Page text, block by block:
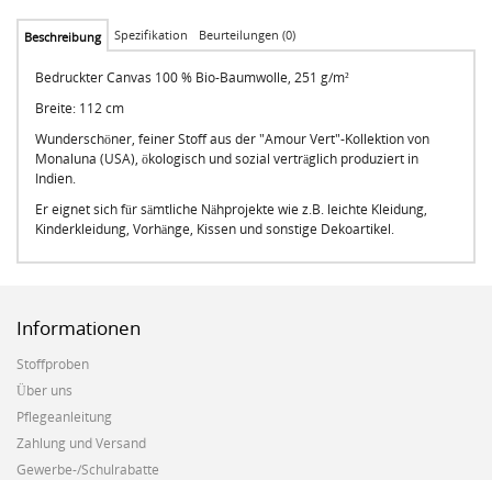
Beschreibung Spezifikation Beurteilungen (0)
Bedruckter Canvas 100 % Bio-Baumwolle, 251 g/m²
Breite: 112 cm
Wunderschöner, feiner Stoff aus der "Amour Vert"-Kollektion von
Monaluna (USA), ökologisch und sozial verträglich produziert in
Indien.
Er eignet sich für sämtliche Nähprojekte wie z.B. leichte Kleidung,
Kinderkleidung, Vorhänge, Kissen und sonstige Dekoartikel.
Informationen
Stoffproben
Über uns
Pflegeanleitung
Zahlung und Versand
Gewerbe-/Schulrabatte